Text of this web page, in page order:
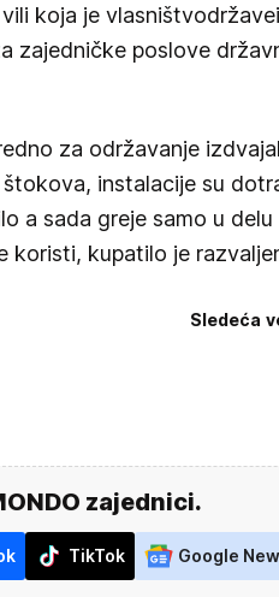
koja je
zajedničke poslove
za održavanje
instalacije su
a sada greje samo u delu
koristi, kupatilo je
Sledeća
zajednici.
TikTok Google